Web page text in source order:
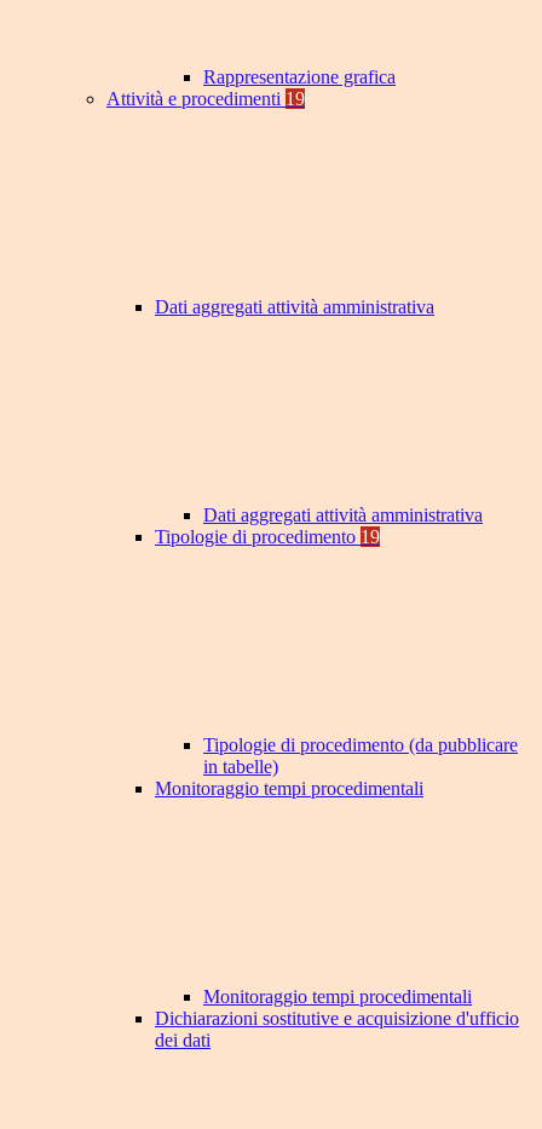
Rappresentazione grafica
Attività e procedimenti 19
Dati aggregati attività amministrativa
Dati aggregati attività amministrativa
Tipologie di procedimento 19
Tipologie di procedimento (da pubblicare
in tabelle)
Monitoraggio tempi procedimentali
Monitoraggio tempi procedimentali
Dichiarazioni sostitutive e acquisizione d'ufficio
dei dati